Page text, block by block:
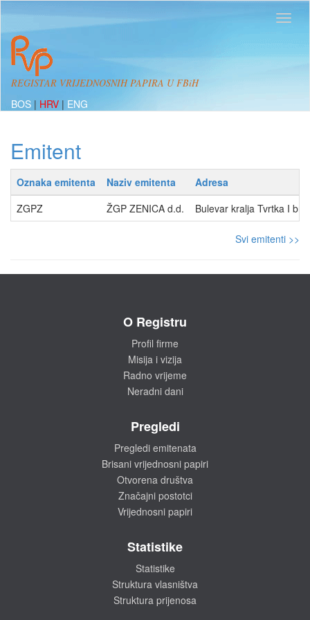
REGISTAR VRIJEDNOSNIH PAPIRA U FBiH
BOS | HRV | ENG
Emitent
Oznaka emitenta Naziv emitenta
Adresa
ZGPZ
ŽGP ZENICA d.d. Bulevar kralja Tvrtka I
Svi emitenti >>
O Registru
Profil firme
Misija i vizija
Radno vrijeme
Neradni dani
Pregledi
Pregledi emitenata
Brisani vrijednosni papiri
Otvorena društva
Značajni postotci
Vrijednosni papiri
Statistike
Statistike
Struktura vlasništva
Struktura prijenosa